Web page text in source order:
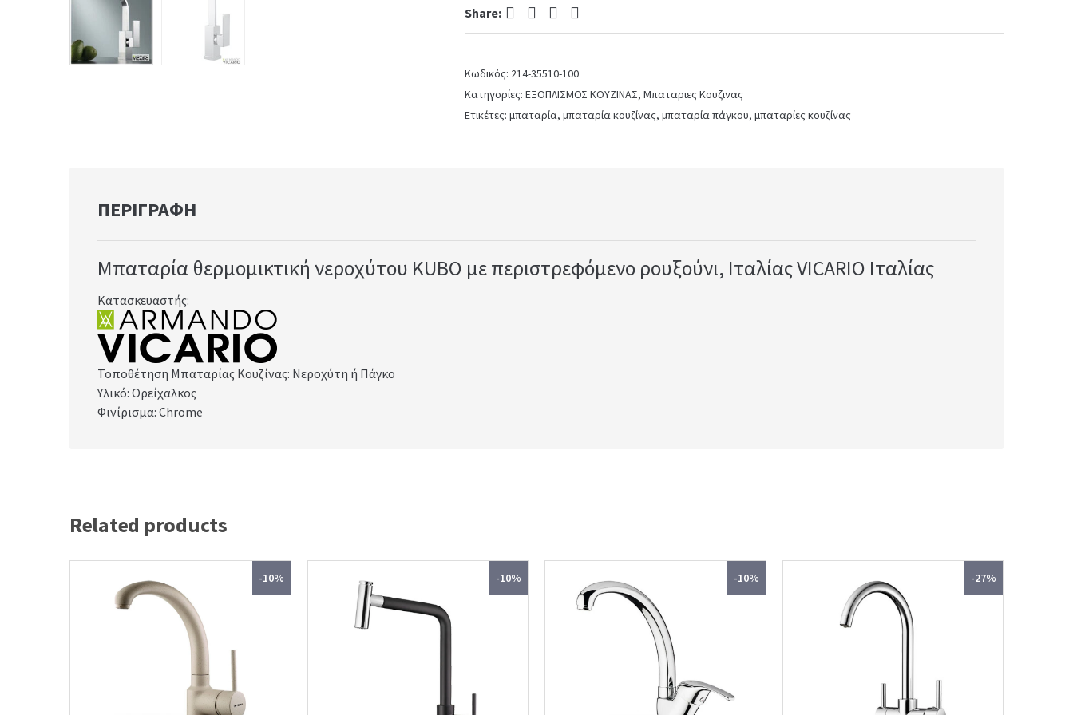
Share: Facebook Twitter Pinterest LinkedIn
Κωδικός: 214-35510-100
Κατηγορίες: ΕΞΟΠΛΙΣΜΟΣ ΚΟΥΖΙΝΑΣ, Μπαταριες Κουζινας
Ετικέτες: μπαταρία, μπαταρία κουζίνας, μπαταρία πάγκου, μπαταρίες κουζίνας
ΠΕΡΙΓΡΑΦΉ
Μπαταρία θερμομικτική νεροχύτου KUBO με περιστρεφόμενο ρουξούνι, Ιταλίας VICARIO Ιταλίας
Κατασκευαστής:
Τοποθέτηση Μπαταρίας Κουζίνας: Νεροχύτη ή Πάγκο
Υλικό: Ορείχαλκος
Φινίρισμα: Chrome
Related products
-10% -10% -10% -27%